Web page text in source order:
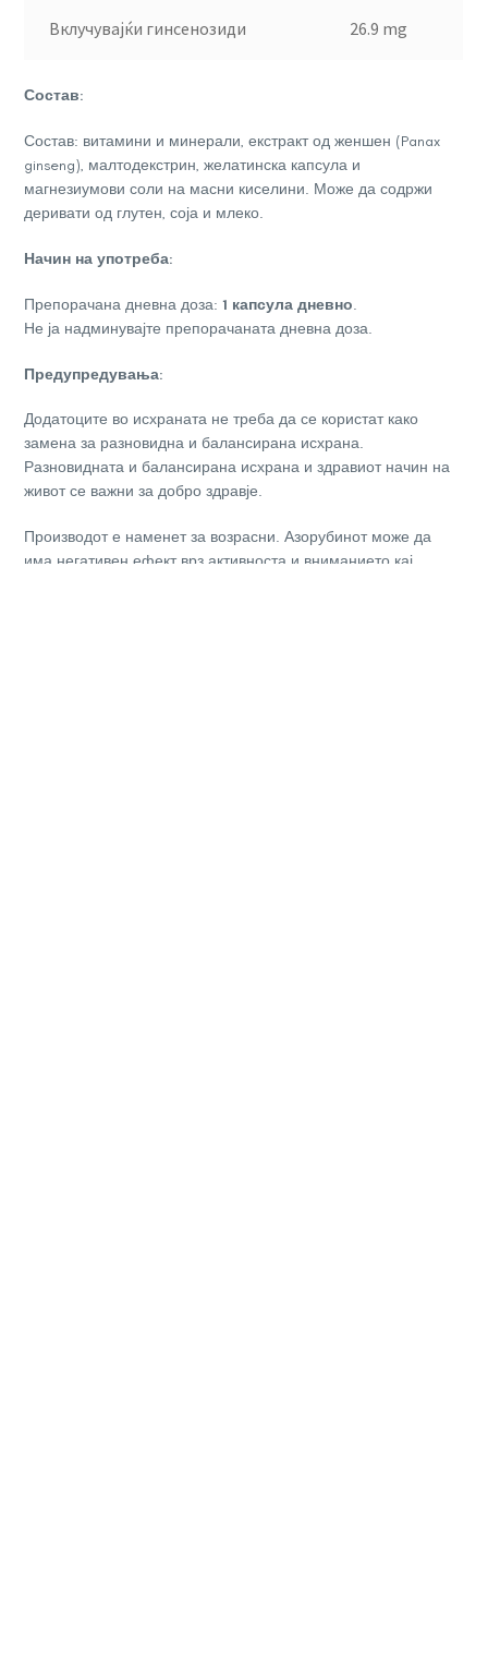
Вклучувајќи гинсенозиди 26.9 mg
Состав:
Состав: витамини и минерали, екстракт од женшен (Panax
ginseng), малтодекстрин, желатинска капсула и
магнезиумови соли на масни киселини. Може да содржи
деривати од глутен, соја и млеко.
Начин на употреба:
Препорачана дневна доза:1 капсула дневно.
Не ја надминувајте препорачаната дневна доза.
Предупредувања:
Додатоците во исхраната не треба да се користат како
замена за разновидна и балансирана исхрана.
Разновидната и балансирана исхрана и здравиот начин на
живот се важни за добро здравје.
Производот е наменет за возрасни. Азорубинот може да
има негативен ефект врз активноста и вниманието кај